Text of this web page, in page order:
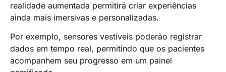
realidade aumentada permitirá criar experiências
ainda mais imersivas e personalizadas.
Por exemplo, sensores vestíveis poderão registrar
dados em tempo real, permitindo que os pacientes
acompanhem seu progresso em um painel